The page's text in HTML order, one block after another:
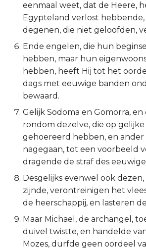
1 Kronieken
2 Kronieken
Ezra
Nehémia
Psalmen
Spreuken
Prediker
Hooglied
eenmaal weet, dat de Heere,
Egypteland verlost
degenen, die niet geloofden,
Ende engelen, die hun
hebben, maar hun
hebben, heeft Hij tot het
dags met eeuwige banden
bewaard.
Gelijk Sodoma en Gomorra,
rondom dezelve, die op gelijke
gehoereerd hebben, en ander
nagegaan, tot een voorbeeld
dragende de straf des
Desgelijks evenwel ook
zijnde, verontreinigen het
de heerschappij, en lasteren
Maar Michael, de archangel,
duivel twistte, en handelde
Mozes, durfde geen oordeel